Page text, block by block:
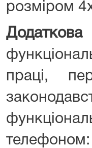
розміром
праці,
телефоном: